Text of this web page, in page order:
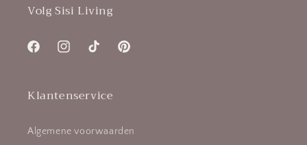
Volg Sisi Living
FacebookInstagramTikTok Pinterest
Klantenservice
Algemene voorwaarden